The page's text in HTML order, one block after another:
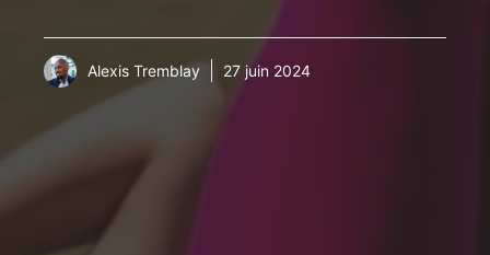
Alexis Tremblay 27 juin 2024